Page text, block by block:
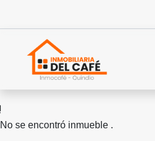
No se encontró inmueble .